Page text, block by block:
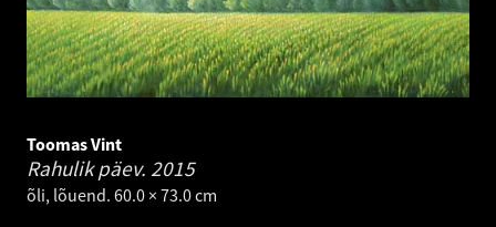
Toomas Vint
Rahulik päev. 2015
õli, lõuend. 60.0 × 73.0 cm